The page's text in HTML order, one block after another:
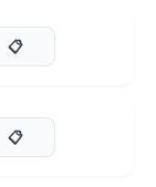
📋
📋